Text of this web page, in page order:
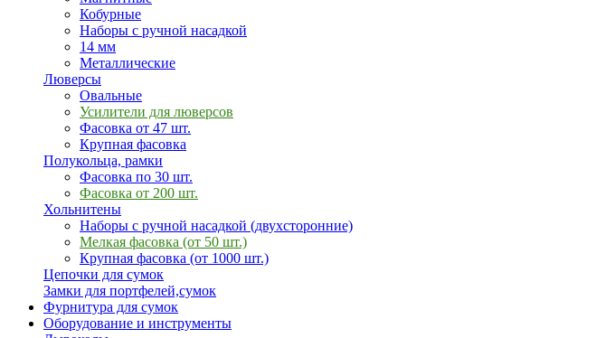
Кобурные
Наборы с ручной насадкой
14 мм
Металлические
Люверсы
Овальные
Усилители для люверсов
Фасовка от 47 шт.
Крупная фасовка
Полукольца, рамки
Фасовка по 30 шт.
Фасовка от 200 шт.
Хольнитены
Наборы с ручной насадкой (двухсторонние)
Мелкая фасовка (от 50 шт.)
Крупная фасовка (от 1000 шт.)
Цепочки для сумок
Замки для портфелей,сумок
Фурнитура для сумок
Оборудование и инструменты